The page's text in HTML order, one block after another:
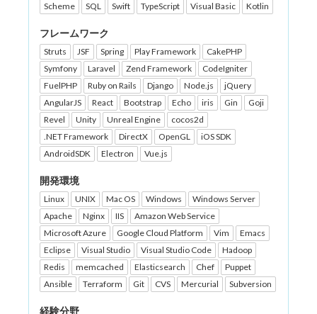
Scheme
SQL Swift TypeScript Visual Basic Kotlin
フレームワーク
Struts JSF Spring Play Framework
CakePHP
Symfony
Laravel Zend Framework
CodeIgniter
FuelPHP
Ruby on Rails Django Node.js
jQuery
AngularJS
React Bootstrap Echo iris Gin
Goji
Revel
Unity Unreal Engine
cocos2d
.NET Framework
DirectX OpenGL
iOS SDK
AndroidSDK
Electron Vue.js
開発環境
Linux UNIX Mac OS Windows
Windows Server
Apache
Nginx IIS
Amazon Web Service
Microsoft Azure
Google Cloud Platform Vim
Emacs
Eclipse
Visual Studio Visual Studio Code
Hadoop
Redis
memcached Elasticsearch Chef
Puppet
Ansible
Terraform Git CVS Mercurial Subversion
経験分野